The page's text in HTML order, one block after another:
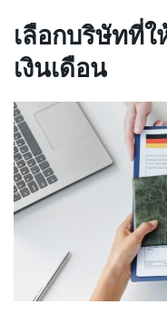
เลือกบริษัทที่
เงินเดือน